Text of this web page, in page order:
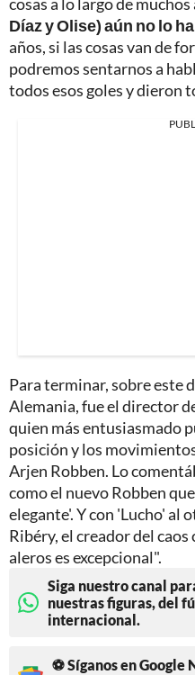
Díaz y Olise) aún no lo
años, si las cosas van de
podremos sentarnos a
todos esos goles y dieron
Para terminar, sobre este
Alemania, fue el director
quien más entusiasmado
posición y los
Arjen Robben. Lo
como el nuevo Robben
elegante'. Y con 'Lucho' al
Ribéry, el creador del
aleros es excepcional".
Siga nuestro canal
nuestras figuras, del
internacional.
⚽ Síganos en Google